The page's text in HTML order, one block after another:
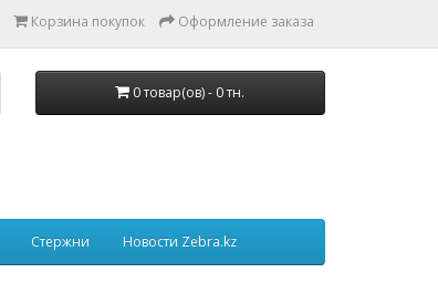
Корзина покупок Оформление заказа
0 товар(ов) - 0 тн.
Стержни Новости Zebra.kz